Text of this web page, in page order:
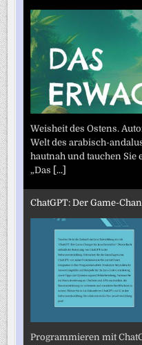
Weisheit des Ostens.
Welt des arabisch-
hautnah und tauchen Sie
„Das [...]
ChatGPT: Der Game-
Programmieren mit